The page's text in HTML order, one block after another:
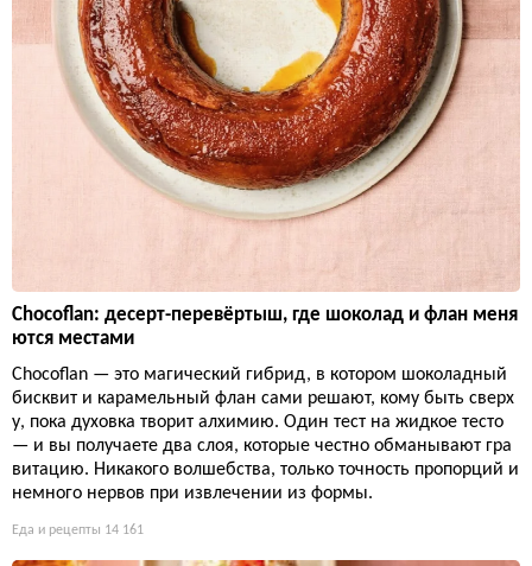
Chocoflan: десерт-перевёртыш, где шоколад и флан меня
ются местами
Chocoflan — это магический гибрид, в котором шоколадный
бисквит и карамельный флан сами решают, кому быть сверх
у, пока духовка творит алхимию. Один тест на жидкое тесто
— и вы получаете два слоя, которые честно обманывают гра
витацию. Никакого волшебства, только точность пропорций и
немного нервов при извлечении из формы.
Еда и рецепты 14 161